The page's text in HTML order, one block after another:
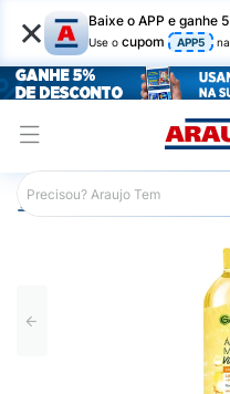
× Baixe o APP e ganhe
Use o cupom APP5
Araujo Beleza e